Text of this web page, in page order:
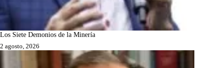
Los Siete Demonios de la Minería
2 agosto, 2026